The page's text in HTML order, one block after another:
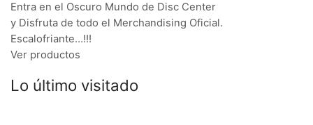
Entra en el Oscuro Mundo de Disc Center
y Disfruta de todo el Merchandising Oficial.
Escalofriante…!!!
Ver productos
Lo último visitado